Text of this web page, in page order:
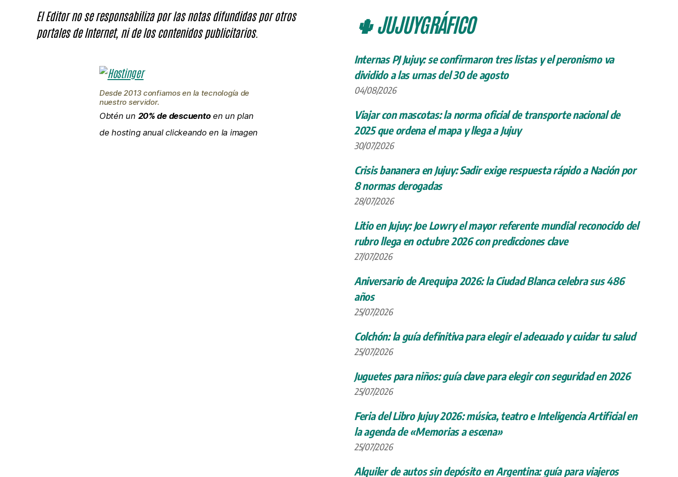
El Editor no se responsabiliza por las notas difundidas por otros
portales de Internet, ni de los contenidos publicitarios.
Desde 2013 confiamos en la tecnología de
nuestro servidor.
Obtén un 20% de descuentoen un plan
de hosting anual clickeando en la imagen
🌵 JUJUYGRÁFICO
Internas PJ Jujuy: se confirmaron tres listas y el peronismo va
dividido a las urnas del 30 de agosto
04/08/2026
Viajar con mascotas: la norma oficial de transporte nacional de
2025 que ordena el mapa y llega a Jujuy
30/07/2026
Crisis bananera en Jujuy: Sadir exige respuesta rápido a Nación por
8 normas derogadas
28/07/2026
Litio en Jujuy: Joe Lowry el mayor referente mundial reconocido del
rubro llega en octubre 2026 con predicciones clave
27/07/2026
Aniversario de Arequipa 2026: la Ciudad Blanca celebra sus 486
años
25/07/2026
Colchón: la guía definitiva para elegir el adecuado y cuidar tu salud
25/07/2026
Juguetes para niños: guía clave para elegir con seguridad en 2026
25/07/2026
Feria del Libro Jujuy 2026: música, teatro e Inteligencia Artificial en
la agenda de «Memorias a escena»
25/07/2026
Alquiler de autos sin depósito en Argentina: guía para viajeros